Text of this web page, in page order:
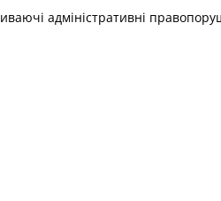
адміністративні